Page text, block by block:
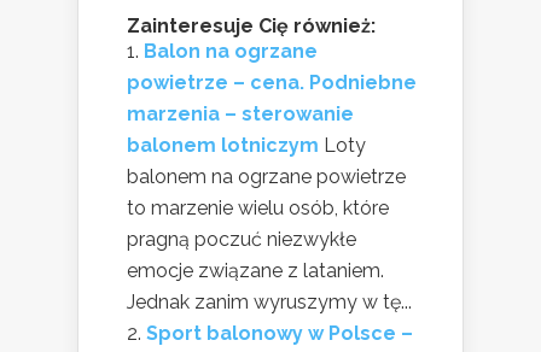
Zainteresuje Cię również:
Balon na ogrzane
powietrze – cena. Podniebne
marzenia – sterowanie
balonem lotniczym Loty
balonem na ogrzane powietrze
to marzenie wielu osób, które
pragną poczuć niezwykłe
emocje związane z lataniem.
Jednak zanim wyruszymy w tę...
Sport balonowy w Polsce –